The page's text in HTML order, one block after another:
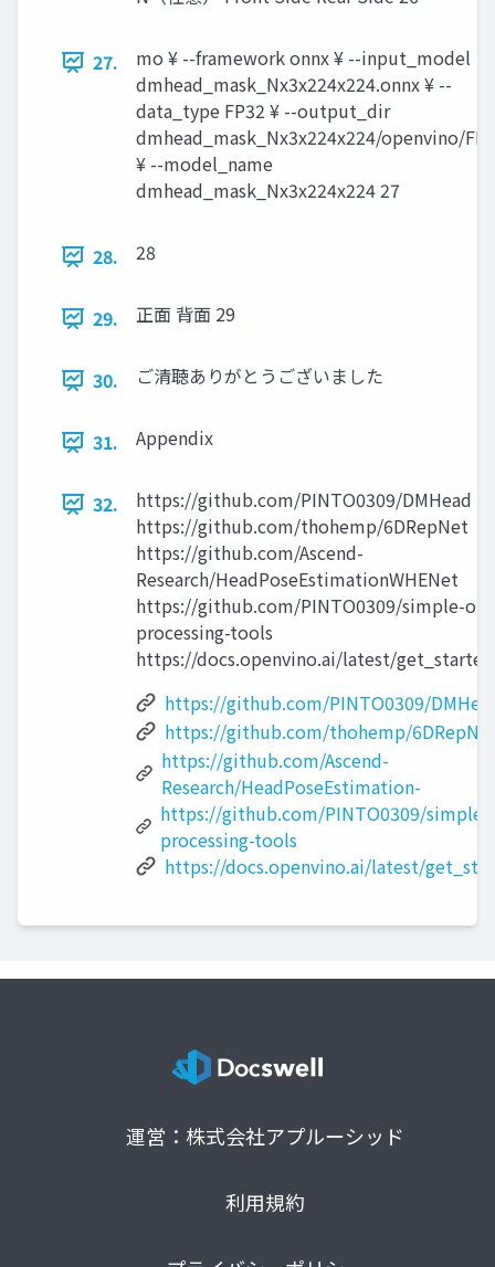
27.
mo ¥ --framework onnx ¥ --input_model
dmhead_mask_Nx3x224x224.onnx ¥ --
data_type FP32 ¥ --output_dir
dmhead_mask_Nx3x224x224/openvino/
¥ --model_name
dmhead_mask_Nx3x224x224 27
28. 28
29. 正面 背面 29
30. ご清聴ありがとうございました
31. Appendix
32.
https://github.com/PINTO0309/DMHead
https://github.com/thohemp/6DRepNet
https://github.com/Ascend-
Research/HeadPoseEstimationWHENet
https://github.com/PINTO0309/simple-
processing-tools
https://docs.openvino.ai/latest/
https://github.com/PINTO0309/
https://github.com/thohemp/
https://github.com/Ascend-
Research/HeadPoseEstimation-
https://github.com/PINTO0309/simple-
processing-tools
https://docs.openvino.ai/latest/
運営：株式会社アプルーシッド
利用規約